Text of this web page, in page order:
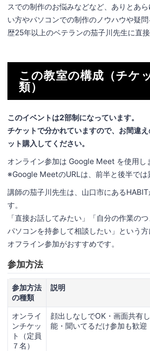
スでの制作のお悩みなどなど、ありとあ
い方やパソコンでの制作のノウハウや疑
歴25年以上のベテランの茄子川先生に直接
この教室の構成（チケ
類）
このイベントは2部制になっています。
チケットで分かれていますので、お間違
ット購入してください。
オンライン参加は Google Meet を使用し
※Google MeetのURLは、前半と後半では
講師の茄子川先生は、山口市にあるHABIT
す。
「直接お話してみたい」「自分の作業の
パソコンを持参して相談したい」という
オフライン参加がおすすめです。
参加方法
参加方法
の種類
説明
オンライ
ンチケッ
ト（定員
７名）
顔出しなしでOK・画面共有
能・聞いてるだけ参加も歓迎